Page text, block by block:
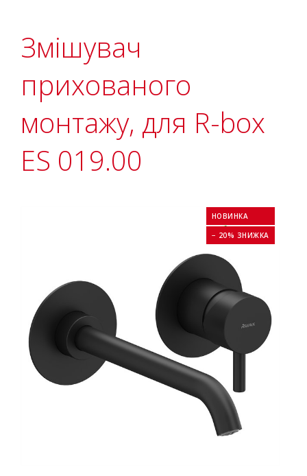
Змішувач
прихованого
монтажу, для R-box
ES 019.00
НОВИНКА
− 20% ЗНИЖКА